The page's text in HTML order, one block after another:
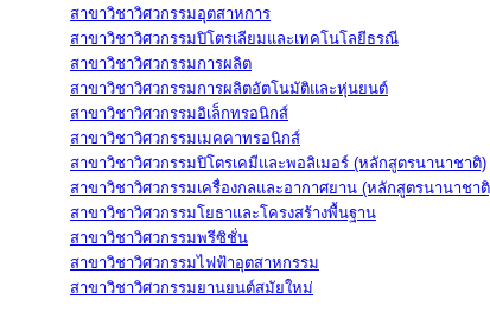
สาขาวิชาวิศวกรรมอุตสาหการ
สาขาวิชาวิศวกรรมปิโตรเลียมและเทคโนโลยีธรณี
สาขาวิชาวิศวกรรมการผลิต
สาขาวิชาวิศวกรรมการผลิตอัตโนมัติและหุ่นยนต์
สาขาวิชาวิศวกรรมอิเล็กทรอนิกส์
สาขาวิชาวิศวกรรมเมคคาทรอนิกส์
สาขาวิชาวิศวกรรมปิโตรเคมีและพอลิเมอร์ (หลักสูตรนานาชาติ)
สาขาวิชาวิศวกรรมเครื่องกลและอากาศยาน (หลักสูตรนานาชา
สาขาวิชาวิศวกรรมโยธาและโครงสร้างพื้นฐาน
สาขาวิชาวิศวกรรมพรีซิชั่น
สาขาวิชาวิศวกรรมไฟฟ้าอุตสาหกรรม
สาขาวิชาวิศวกรรมยานยนต์สมัยใหม่